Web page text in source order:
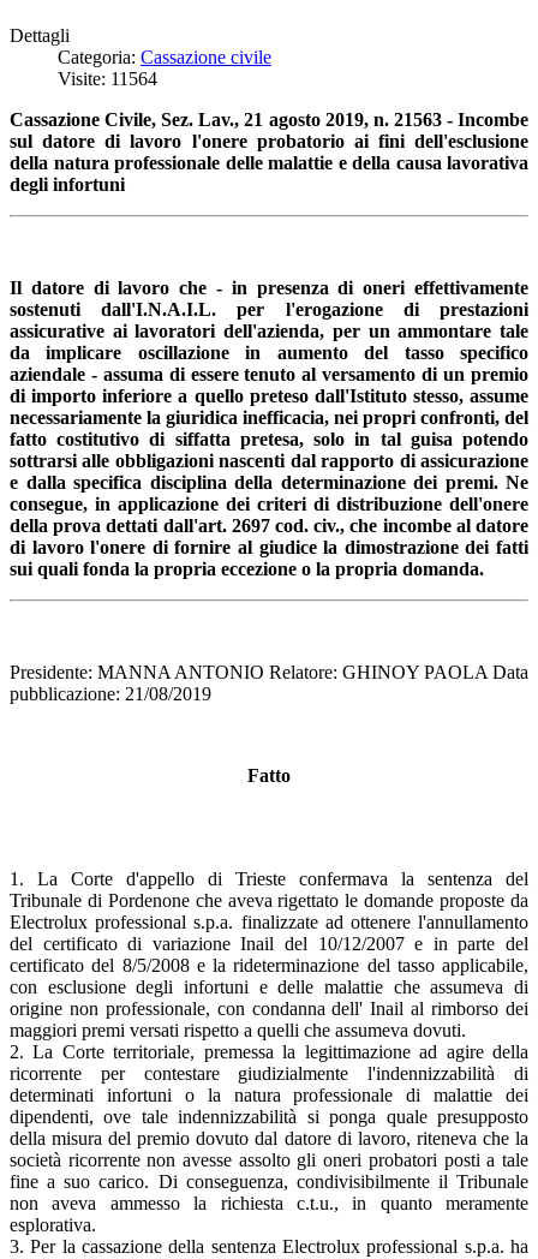
Dettagli
Categoria: Cassazione civile
Visite: 11564
Cassazione Civile, Sez. Lav., 21 agosto 2019, n. 21563 - Incombe
sul datore di lavoro l'onere probatorio ai fini dell'esclusione
della natura professionale delle malattie e della causa lavorativa
degli infortuni
Il datore di lavoro che - in presenza di oneri effettivamente
sostenuti dall'I.N.A.I.L. per l'erogazione di prestazioni
assicurative ai lavoratori dell'azienda, per un ammontare tale
da implicare oscillazione in aumento del tasso specifico
aziendale - assuma di essere tenuto al versamento di un premio
di importo inferiore a quello preteso dall'Istituto stesso, assume
necessariamente la giuridica inefficacia, nei propri confronti, del
fatto costitutivo di siffatta pretesa, solo in tal guisa potendo
sottrarsi alle obbligazioni nascenti dal rapporto di assicurazione
e dalla specifica disciplina della determinazione dei premi. Ne
consegue, in applicazione dei criteri di distribuzione dell'onere
della prova dettati dall'art. 2697 cod. civ., che incombe al datore
di lavoro l'onere di fornire al giudice la dimostrazione dei fatti
sui quali fonda la propria eccezione o la propria domanda.
Presidente: MANNA ANTONIO Relatore: GHINOY PAOLA Data
pubblicazione: 21/08/2019
Fatto
1. La Corte d'appello di Trieste confermava la sentenza del
Tribunale di Pordenone che aveva rigettato le domande proposte da
Electrolux professional s.p.a. finalizzate ad ottenere l'annullamento
del certificato di variazione Inail del 10/12/2007 e in parte del
certificato del 8/5/2008 e la rideterminazione del tasso applicabile,
con esclusione degli infortuni e delle malattie che assumeva di
origine non professionale, con condanna dell' Inail al rimborso dei
maggiori premi versati rispetto a quelli che assumeva dovuti.
2. La Corte territoriale, premessa la legittimazione ad agire della
ricorrente per contestare giudizialmente l'indennizzabilità di
determinati infortuni o la natura professionale di malattie dei
dipendenti, ove tale indennizzabilità si ponga quale presupposto
della misura del premio dovuto dal datore di lavoro, riteneva che la
società ricorrente non avesse assolto gli oneri probatori posti a tale
fine a suo carico. Di conseguenza, condivisibilmente il Tribunale
non aveva ammesso la richiesta c.t.u., in quanto meramente
esplorativa.
3. Per la cassazione della sentenza Electrolux professional s.p.a. ha